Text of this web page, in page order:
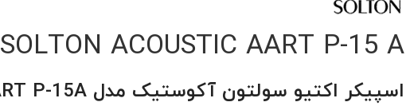
SOLTON ACOUSTIC AART P-15 A
اسپیکر اکتیو سولتون آکوستیک مدل AART P-15A